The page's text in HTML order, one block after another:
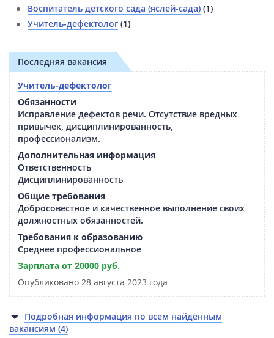
Воспитатель детского сада (яслей-сада) (1)
Учитель-дефектолог (1)
Последняя вакансия
Учитель-дефектолог
Обязанности
Исправление дефектов речи. Отсутствие вредных
привычек, дисциплинированность,
профессионализм.
Дополнительная информация
Ответственность
Дисциплинированность
Общие требования
Добросовестное и качественное выполнение своих
должностных обязанностей.
Требования к образованию
Среднее профессиональное
Зарплата от 20000 руб.
Опубликовано 28 августа 2023 года
Подробная информация по всем найденным
вакансиям (4)